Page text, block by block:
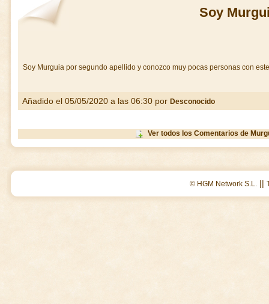
Soy
Soy Murguia por segundo apellido y conozco muy pocas personas con
Añadido el 05/05/2020 a las 06:30 por Desconocido
Ver todos los Comentarios de
© HGM Network S.L. ||